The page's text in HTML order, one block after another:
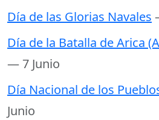
Día de las Glorias Navales
Día de la Batalla de Arica
— 7 Junio
Día Nacional de los
Junio